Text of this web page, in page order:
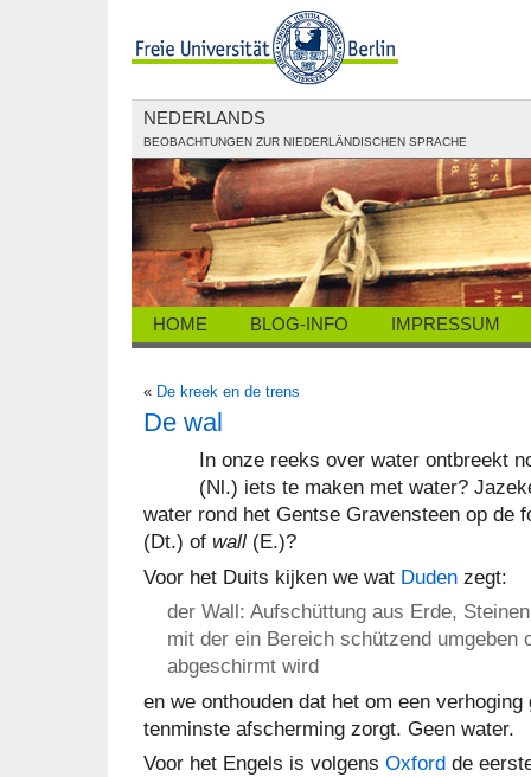
NEDERLANDS
BEOBACHTUNGEN ZUR NIEDERLÄNDISCHEN SPRACHE
HOME BLOG-INFO IMPRESSUM
« De kreek en de trens
De wal
In onze reeks over water ontbreekt
(Nl.) iets te maken met water?
water rond het Gentse Gravensteen op de
(Dt.) of wall (E.)?
Voor het Duits kijken we wat Duden zegt:
der Wall: Aufschüttung aus Erde,
mit der ein Bereich schützend umgeben
abgeschirmt wird
en we onthouden dat het om een
tenminste afscherming zorgt. Geen water.
Voor het Engels is volgens Oxford de